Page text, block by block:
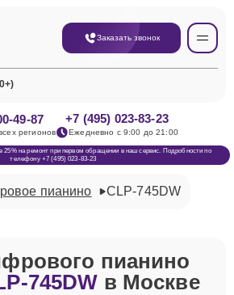
Заказать звонок
49-87
регионов
+7 (495) 023-83-23
Ежедневно с 9:00 до 21:00
25% на ремонт при первом обращении в наш сервис. Подробности по
телефону +7 (495) 023-83-23
пианино CLP-745DW
пианино
745DW в Москве